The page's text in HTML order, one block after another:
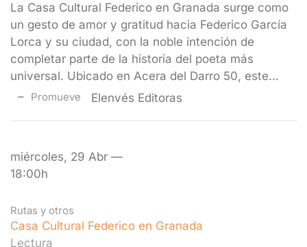
La Casa Cultural Federico en Granada surge como
un gesto de amor y gratitud hacia Federico García
Lorca y su ciudad, con la noble intención de
completar parte de la historia del poeta más
universal. Ubicado en Acera del Darro 50, este…
Promueve Elenvés Editoras
miércoles, 29 Abr —
18:00h
Rutas y otros
Casa Cultural Federico en Granada
Lectura